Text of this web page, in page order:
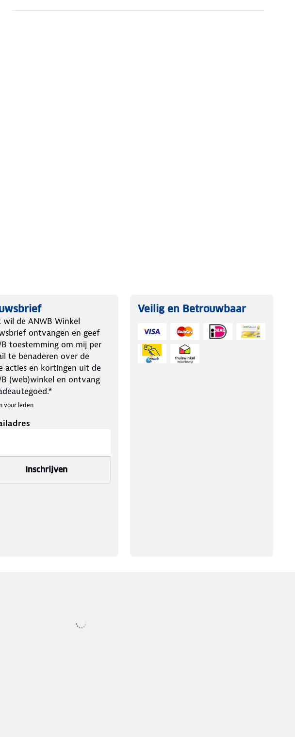
wil de ANWB Winkel
ontvangen en geef
toestemming om mij per
te benaderen over de
acties en kortingen uit de
(web)winkel en ontvang
voor leden
Inschrijven
Veilig en Betrouwbaar